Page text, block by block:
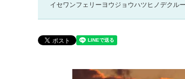
イセワンフェリーヨウジョウハツヒノデクル